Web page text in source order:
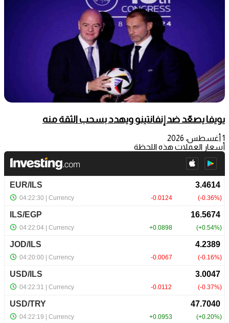
يويفا يصعّد ضد إنفانتينو ويهدد بسحب الثقة منه
1 أغسطس، 2026
أسعار العملات هذه اللحظة